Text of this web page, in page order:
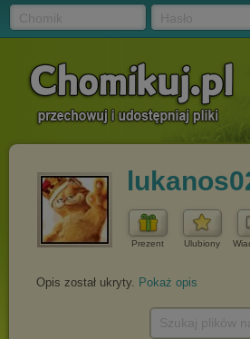
Prezent Ulubiony
Opis został ukryty. Pokaż opis